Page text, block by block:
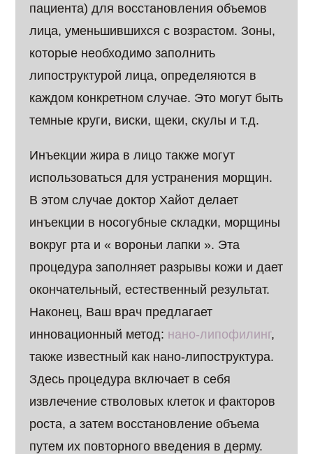
пациента) для восстановления объемов
лица, уменьшившихся с возрастом. Зоны,
которые необходимо заполнить
липоструктурой лица, определяются в
каждом конкретном случае. Это могут быть
темные круги, виски, щеки, скулы и т.д.
Инъекции жира в лицо также могут
использоваться для устранения морщин.
В этом случае доктор Хайот делает
инъекции в носогубные складки, морщины
вокруг рта и « вороньи лапки ». Эта
процедура заполняет разрывы кожи и дает
окончательный, естественный результат.
Наконец, Ваш врач предлагает
инновационный метод: нано-липофилинг,
также известный как нано-липоструктура.
Здесь процедура включает в себя
извлечение стволовых клеток и факторов
роста, а затем восстановление объема
путем их повторного введения в дерму.